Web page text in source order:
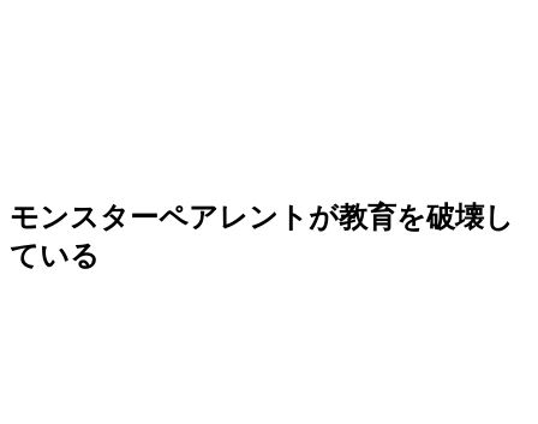
モンスターペアレントが教育を破壊し
ている